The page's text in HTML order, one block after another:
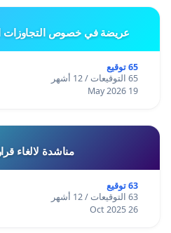
عريضة في خصوص التجاوزات
65 توقيع
65 التوقيعات / 12 أشهر
19 May 2026
مناشدة لالغاء
63 توقيع
63 التوقيعات / 12 أشهر
26 Oct 2025